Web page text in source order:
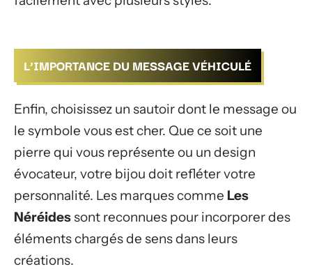
L’IMPORTANCE DU MESSAGE VÉHICULÉ
Enfin, choisissez un sautoir dont le message ou
le symbole vous est cher. Que ce soit une
pierre qui vous représente ou un design
évocateur, votre bijou doit refléter votre
personnalité. Les marques comme Les
Néréidessont reconnues pour incorporer des
éléments chargés de sens dans leurs
créations.